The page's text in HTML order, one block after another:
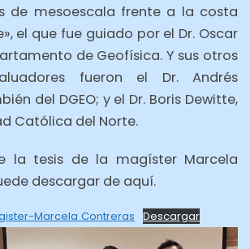
de mesoescala frente a la costa
el que fue guiado por el Dr. Oscar
de Geofísica. Y sus otros
fueron el Dr. Andrés
del DGEO; y el Dr. Boris Dewitte,
Católica del Norte.
la tesis de la magíster Marcela
descargar de aquí.
Marcela Contreras Descargar